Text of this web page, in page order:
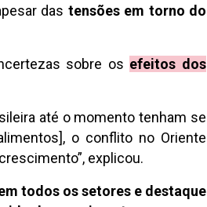
das tensões em torno do
sobre os efeitos dos
até o momento tenham se
o conflito no Oriente
explicou.
todos os setores e destaque